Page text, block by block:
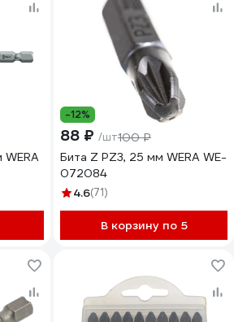
WERA
-12%
88 ₽ /шт100 ₽
Бита Z PZ3, 25 мм WERA WE-
072084
4.6(71)
В корзину по 5